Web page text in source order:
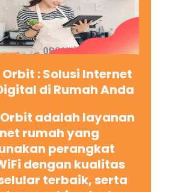
: Solusi Internet
di Rumah Anda
adalah layanan
rumah yang
perangkat
dengan kualitas
terbaik, serta